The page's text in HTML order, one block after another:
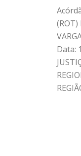
(ROT)
Data: